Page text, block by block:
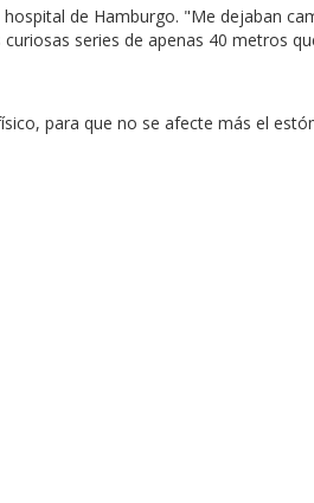
de Hamburgo. "Me dejaban
series de apenas 40 metros
para que no se afecte más el